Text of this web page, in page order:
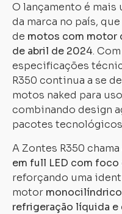
O lançamento é mais
da marca no país,
de motos com motor
de abril de 2024.
especificações
R350 continua a se
motos naked para
combinando design
pacotes tecnológicos
A Zontes R350
em full LED com foco
reforçando uma
motor
refrigeração líquida e